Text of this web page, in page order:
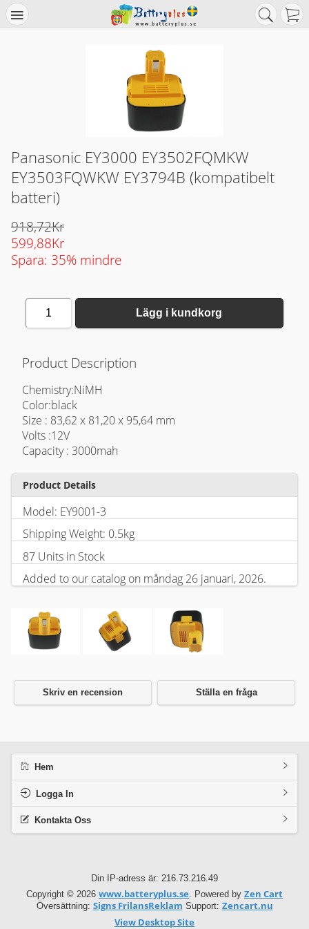
Panasonic EY3000 EY3502FQMKW
EY3503FQWKW EY3794B (kompatibelt
batteri)
918,72Kr
599,88Kr
Spara: 35% mindre
1 Lägg i kundkorg
Product Description
Chemistry:NiMH
Color:black
Size : 83,62 x 81,20 x 95,64 mm
Volts :12V
Capacity : 3000mah
Product Details
Model: EY9001-3
Shipping Weight: 0.5kg
87 Units in Stock
Added to our catalog on måndag 26 januari, 2026.
Skriv en recension Ställa en fråga
Hem
Logga In
Kontakta Oss
Din IP-adress är: 216.73.216.49
Copyright © 2026 www.batteryplus.se. Powered by Zen Cart
Översättning: Signs FrilansReklam Support: Zencart.nu
View Desktop Site